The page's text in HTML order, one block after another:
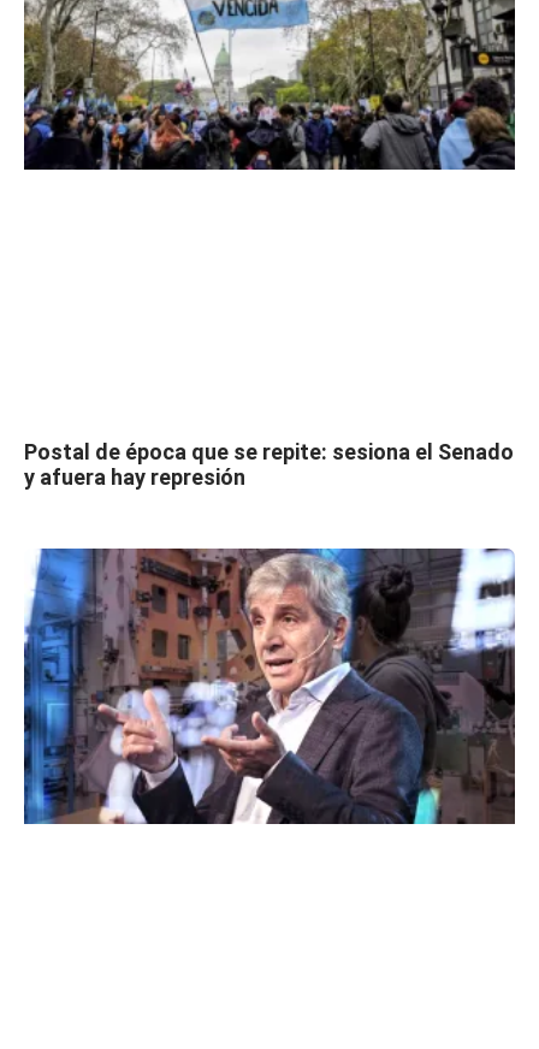
Postal de época que se repite: sesiona el Senado
y afuera hay represión